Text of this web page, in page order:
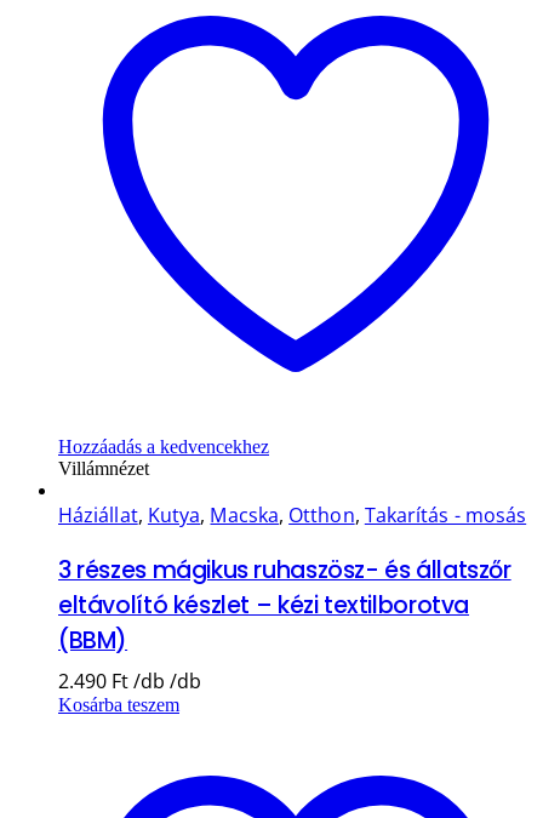
Hozzáadás a kedvencekhez
Villámnézet
Háziállat, Kutya, Macska, Otthon, Takarítás - mosás
3 részes mágikus ruhaszösz- és állatszőr
eltávolító készlet – kézi textilborotva
(BBM)
2.490 Ft
Kosárba teszem